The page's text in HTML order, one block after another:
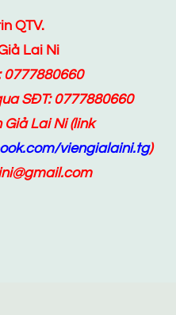
QTV.
Lai Ni
0777880660
SĐT: 0777880660
Giả Lai Ni(link
viengialaini.tg)